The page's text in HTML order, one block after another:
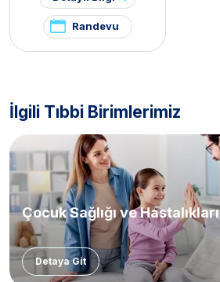
Randevu
İlgili Tıbbi Birimlerimiz
Çocuk Sağlığı ve Hastalıkları
Detaya Git